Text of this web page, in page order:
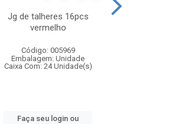
Jg de talheres 16pcs
vermelho
Código: 005969
Embalagem: Unidade
Caixa Com: 24 Unidade(s)
Faça seu login ou